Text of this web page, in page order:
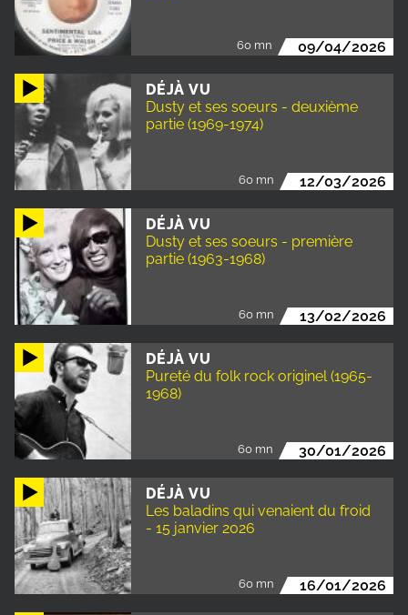
60 mn 09/04/2026
DÉJÀ VU
Dusty et ses soeurs - deuxième
partie (1969-1974)
60 mn 12/03/2026
DÉJÀ VU
Dusty et ses soeurs - première
partie (1963-1968)
60 mn 13/02/2026
DÉJÀ VU
Pureté du folk rock originel (1965-
1968)
60 mn 30/01/2026
DÉJÀ VU
Les baladins qui venaient du froid
- 15 janvier 2026
60 mn 16/01/2026